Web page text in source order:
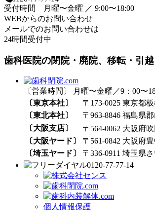
受付時間 月曜〜金曜 ／ 9:00〜18:00
WEBからのお問い合わせ
メールでのお問い合わせは
24時間受付中
歯科医院の閉院・廃院、移転・引
〔営業時間〕 月曜〜金曜／9：00〜
〔東京本社〕
〒173-0025 東京都
〔東北本社〕
〒963-8846 福島県
〔大阪支店〕
〒564-0062 大阪府
〔大阪ヤード〕
〒561-0842 大阪府
〔埼玉ヤード〕
〒336-0911 埼玉県
0120-77-77-14
個人情報保護